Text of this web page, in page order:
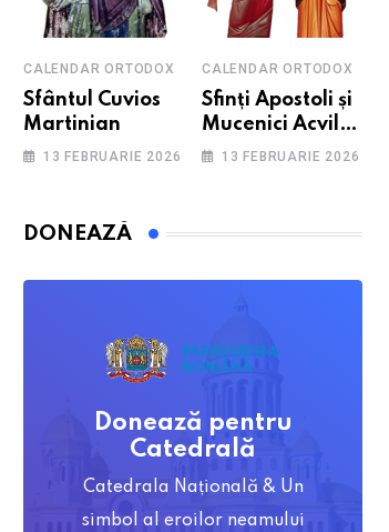
CALENDAR ORTODOX
Sfântul Cuvios
Martinian
13 FEBRUARIE 2026
CALENDAR ORTODOX
Sfinți Apostoli și
Mucenici Acvila
și soția sa,
13 FEBRUARIE 2026
DONEAZĂ
Donează pentru
Catedrală
Catedrala Națională & Un
simbol al eroilor neamului